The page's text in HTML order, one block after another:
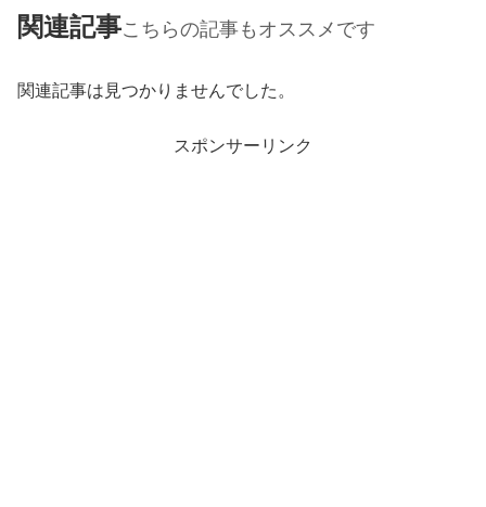
関連記事こちらの記事もオススメです
関連記事は見つかりませんでした。
スポンサーリンク